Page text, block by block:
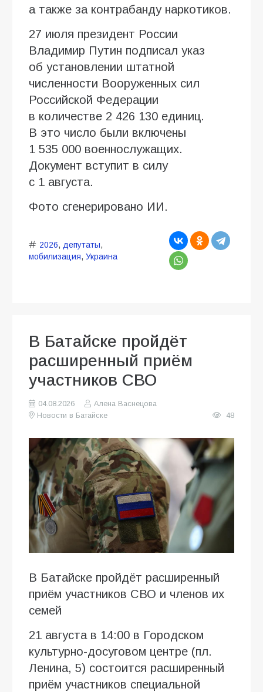
а также за контрабанду наркотиков.
27 июля президент России
Владимир Путин подписал указ
об установлении штатной
численности Вооруженных сил
Российской Федерации
в количестве 2 426 130 единиц.
В это число были включены
1 535 000 военнослужащих.
Документ вступит в силу
с 1 августа.
Фото сгенерировано ИИ.
2026, депутаты,
мобилизация, Украина
В Батайске пройдёт
расширенный приём
участников СВО
04.08.2026
Алена Васнецова
Новости в Батайске
48
В Батайске пройдёт расширенный
приём участников СВО и членов их
семей
21 августа в 14:00 в Городском
культурно-досуговом центре (пл.
Ленина, 5) состоится расширенный
приём участников специальной